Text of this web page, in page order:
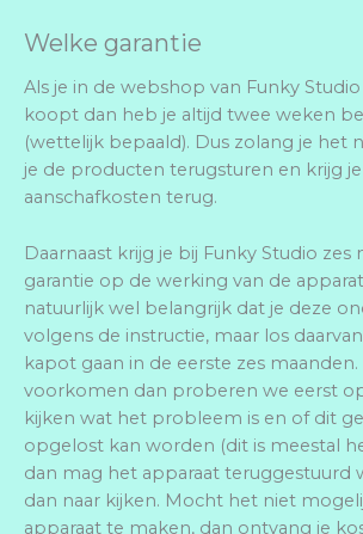
Welke garantie
Als je in de webshop van Funky
koopt dan heb je altijd twee weken
(wettelijk bepaald). Dus zolang je het
je de producten terugsturen en krijg
aanschafkosten terug.
Daarnaast krijg je bij Funky Studio zes
garantie op de werking van de
natuurlijk wel belangrijk dat je deze
volgens de instructie, maar los
kapot gaan in de eerste zes
voorkomen dan proberen we eerst
kijken wat het probleem is en of dit
opgelost kan worden (dit is meestal
dan mag het apparaat teruggestuurd
dan naar kijken. Mocht het niet
apparaat te maken, dan ontvang je